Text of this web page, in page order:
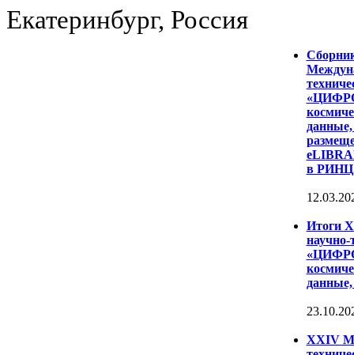
Екатеринбург, Россия
данные,
в
Итоги
научно-
данные,
XXIV